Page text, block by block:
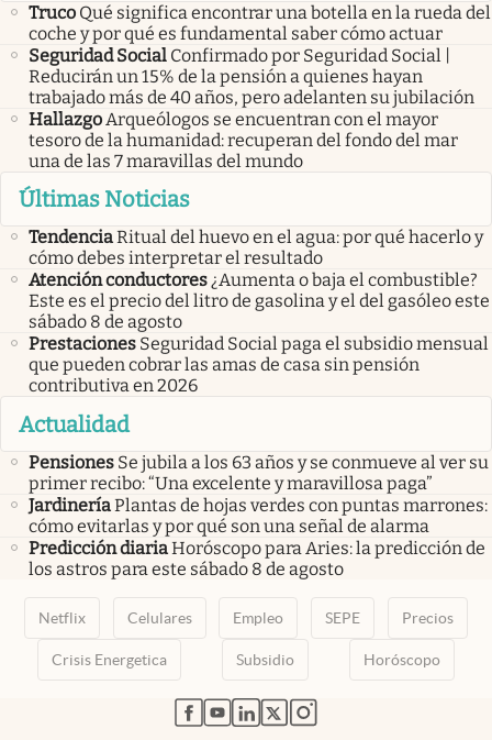
Truco Qué significa encontrar una botella en la rueda del
coche y por qué es fundamental saber cómo actuar
Seguridad Social Confirmado por Seguridad Social |
Reducirán un 15% de la pensión a quienes hayan
trabajado más de 40 años, pero adelanten su jubilación
HallazgoArqueólogos se encuentran con el mayor
tesoro de la humanidad: recuperan del fondo del mar
una de las 7 maravillas del mundo
Últimas Noticias
TendenciaRitual del huevo en el agua: por qué hacerlo y
cómo debes interpretar el resultado
Atención conductores¿Aumenta o baja el combustible?
Este es el precio del litro de gasolina y el del gasóleo este
sábado 8 de agosto
Prestaciones Seguridad Social paga el subsidio mensual
que pueden cobrar las amas de casa sin pensión
contributiva en 2026
Actualidad
Pensiones Se jubila a los 63 años y se conmueve al ver su
primer recibo: “Una excelente y maravillosa paga”
JardineríaPlantas de hojas verdes con puntas marrones:
cómo evitarlas y por qué son una señal de alarma
Predicción diariaHoróscopo para Aries: la predicción de
los astros para este sábado 8 de agosto
Netflix Celulares Empleo SEPE Precios
Crisis Energetica Subsidio Horóscopo
abre en nueva pestaña
abre en nueva pestaña
abre en nueva pestaña
abre en nueva pestaña
abre en nueva pestaña